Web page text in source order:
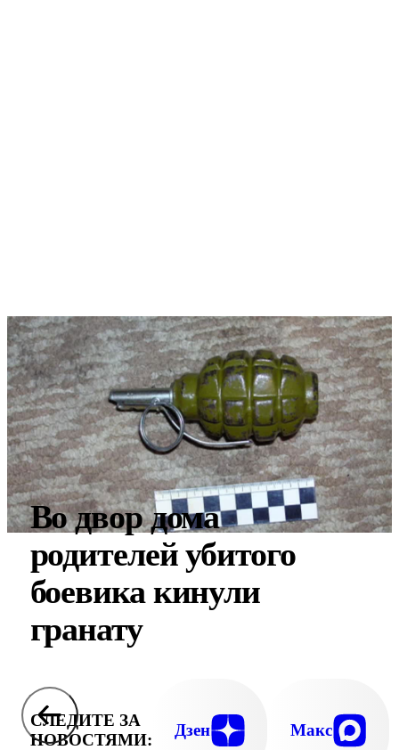
Во двор дома
родителей убитого
боевика кинули
гранату
СЛЕДИТЕ ЗА
НОВОСТЯМИ:
Дзен Макс